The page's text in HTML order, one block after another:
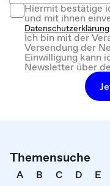
Hiermit bestätige
und mit ihnen
Datenschutzerklärung
Ich bin mit der
Versendung der
Einwilligung kann
Newsletter über
Themensuche
A B C D E